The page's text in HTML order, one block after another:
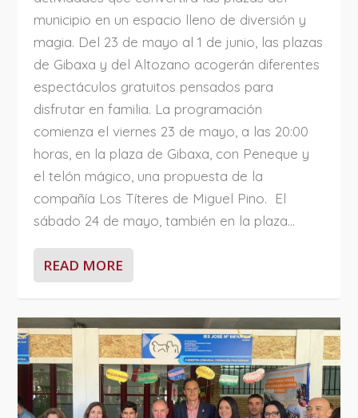
municipio en un espacio lleno de diversión y
magia. Del 23 de mayo al 1 de junio, las plazas
de Gibaxa y del Altozano acogerán diferentes
espectáculos gratuitos pensados para
disfrutar en familia. La programación
comienza el viernes 23 de mayo, a las 20:00
horas, en la plaza de Gibaxa, con Peneque y
el telón mágico, una propuesta de la
compañía Los Títeres de Miguel Pino. El
sábado 24 de mayo, también en la plaza...
READ MORE